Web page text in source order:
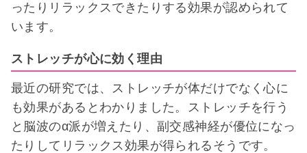
ったりリラックスできたりする効果が認められて
います。
ストレッチが心に効く理由
最近の研究では、ストレッチが体だけでなく心に
も効果があるとわかりました。ストレッチを行う
と脳波のα派が増えたり、副交感神経が優位になっ
たりしてリラックス効果が得られるそうです。